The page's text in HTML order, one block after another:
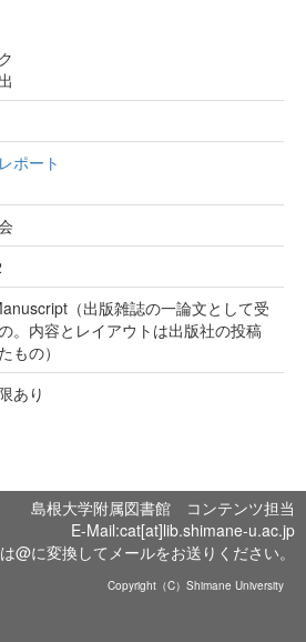
ポート
（出版雑誌の一論文として受
。内容とレイアウトは出版社の投稿
もの）
あり
島根大学附属図書館 コンテンツ担当
E-Mail:cat[at]lib.shimane-u.ac.jp
@に変換してメールをお送りください。
Copyright（C）Shimane University